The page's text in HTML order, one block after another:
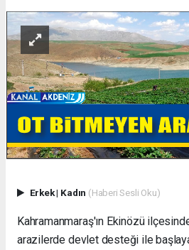
Erkek| Kadın (Haberi Sesli Oku)
Kahramanmaraş'ın Ekinözü
arazilerde devlet desteği ile